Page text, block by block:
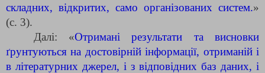
складних, відкритих, само організованих систем.»
(с. 3).
Далі: «Отримані результати та висновки
ґрунтуються на достовірній інформації, отриманій і
в літературних джерел, і з відповідних баз даних, і